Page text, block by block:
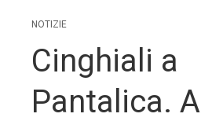
NOTIZIE
Cinghiali a
Pantalica.